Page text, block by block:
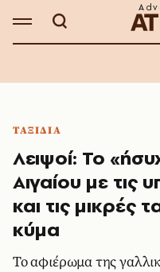
ΤΑΞΙΔΙΑ
Λειψοί: Το
Αιγαίου με τις
και τις μικρές
κύμα
Το αφιέρωμα της